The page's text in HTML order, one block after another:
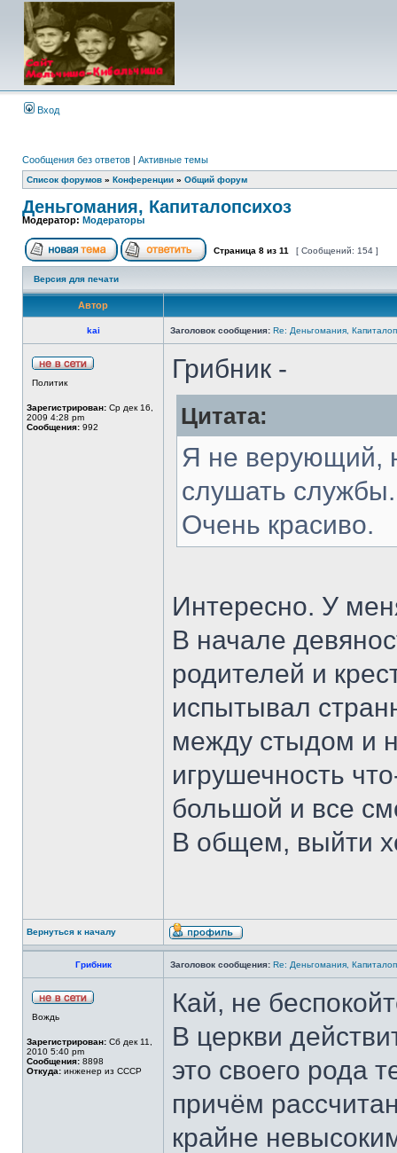
Вход
Сообщения без ответов | Активные темы
Список форумов » Конференции » Общий форум
Деньгомания, Капиталопсихоз
Модератор: Модераторы
Страница 8 из 11 [ Сообщений: 154 ]
Версия для печати
Автор
kai Заголовок сообщения: Re: Деньгомания,
Политик
Зарегистрирован: Ср дек 16,
2009 4:28 pm
Сообщения: 992
Грибник -
Цитата:
Я не верующий,
слушать
Очень красиво.
Интересно. У
В начале
родителей и
испытывал
между стыдом и
игрушечность
большой и все
В общем, выйти
Вернуться к началу
Грибник Заголовок сообщения: Re: Деньгомания,
Вождь
Зарегистрирован: Сб дек 11,
2010 5:40 pm
Сообщения: 8898
Откуда: инженер из СССР
Кай, не
В церкви
это своего рода
причём
крайне